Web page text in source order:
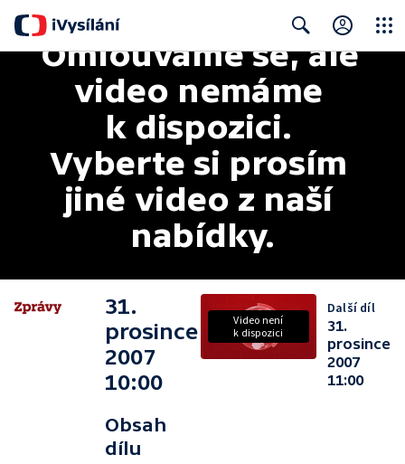
Search
Omlouváme se, ale
video nemáme
k dispozici.
Vyberte si prosím
jiné video z naší
nabídky.
31.
prosince
2007
10:00
Obsah
dílu
Video není
k dispozici
Další díl
31.
prosince
2007
11:00